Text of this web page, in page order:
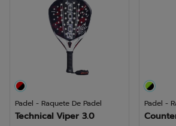
análises
Padel - Raquete De Padel
Technical Viper 3.0
Padel -